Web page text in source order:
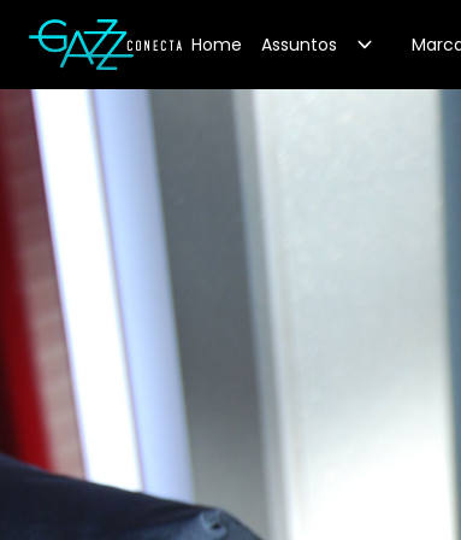
Your Company Home Assuntos